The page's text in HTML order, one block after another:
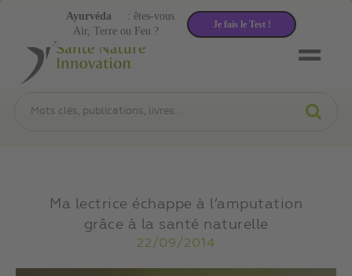
Ma lectrice échappe à l’amputation
grâce à la santé naturelle
22/09/2014
Air, Terre ou Feu ?
Ayurvéda : êtes-vous
Je fais le Test !